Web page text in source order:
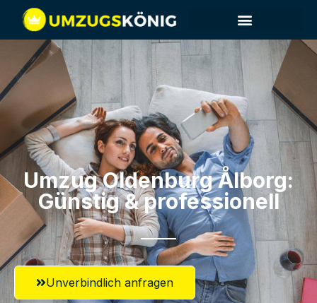
Umzug Oldenburg​ Ålborg:
Günstig & professionell​
Unverbindlich anfragen